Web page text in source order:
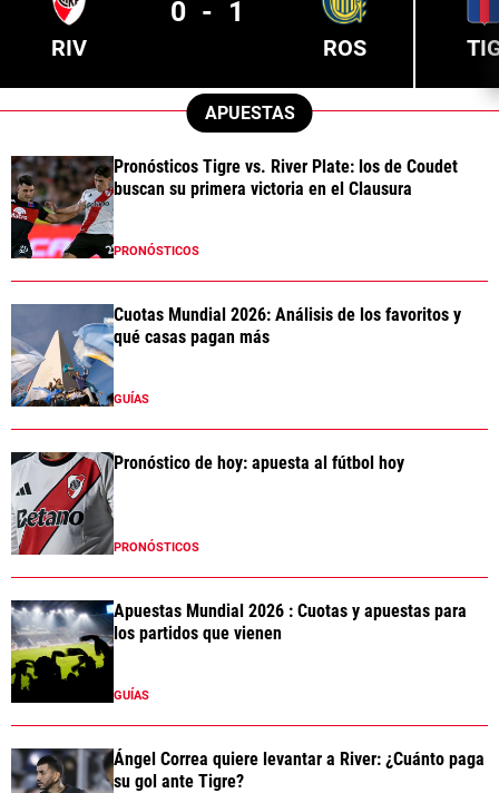
RIV
0 - 1
ROS
APUESTAS
Pronósticos Tigre vs. River Plate: los de Coudet
buscan su primera victoria en el Clausura
PRONÓSTICOS
Cuotas Mundial 2026: Análisis de los favoritos y
qué casas pagan más
GUÍAS
Pronóstico de hoy: apuesta al fútbol hoy
PRONÓSTICOS
Apuestas Mundial 2026 : Cuotas y apuestas para
los partidos que vienen
GUÍAS
Ángel Correa quiere levantar a River: ¿Cuánto paga
su gol ante Tigre?